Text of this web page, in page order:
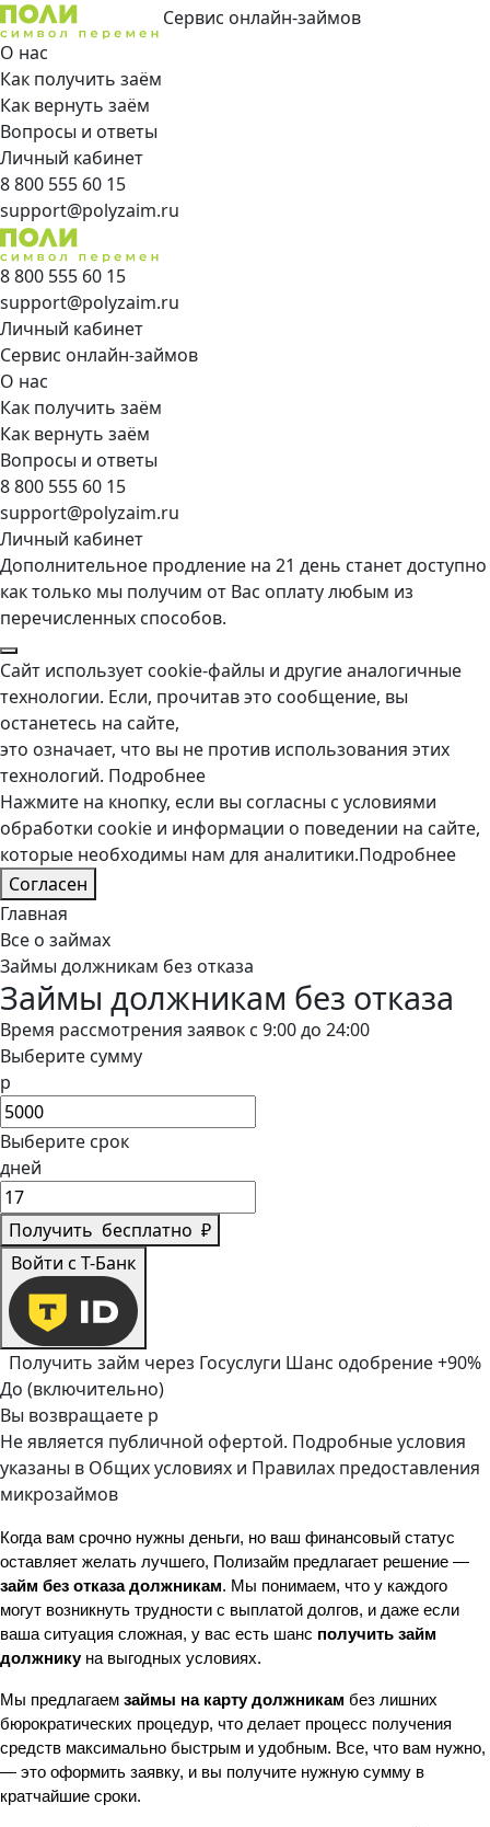
Сервис онлайн-займов
О нас
Как получить заём
Как вернуть заём
Вопросы и ответы
Личный кабинет
8 800 555 60 15
support@polyzaim.ru
8 800 555 60 15
support@polyzaim.ru
Личный кабинет
Сервис онлайн-займов
О нас
Как получить заём
Как вернуть заём
Вопросы и ответы
8 800 555 60 15
support@polyzaim.ru
Личный кабинет
Дополнительное продление на 21 день станет доступно
как только мы получим от Вас оплату любым из
перечисленных способов.
Сайт использует cookie-файлы и другие аналогичные
технологии. Если, прочитав это сообщение, вы
останетесь на сайте,
это означает, что вы не против использования этих
технологий. Подробнее
Нажмите на кнопку, если вы согласны с условиями
обработки cookie и информации о поведении на сайте,
которые необходимы нам для аналитики.Подробнее
Согласен
Главная
Все о займах
Займы должникам без отказа
Займы должникам без отказа
Время рассмотрения заявок с 9:00 до 24:00
Выберите сумму
р
Выберите срок
дней
Получить бесплатно ₽
Войти с Т-Банк
Получить займ через Госуслуги Шанс одобрение +90%
До (включительно)
Вы возвращаете р
Не является публичной офертой. Подробные условия
указаны в Общих условиях и Правилах предоставления
микрозаймов
Когда вам срочно нужны деньги, но ваш финансовый статус
займ без отказа должникам. Мы понимаем, что у каждого
могут возникнуть трудности с выплатой долгов, и даже если
ваша ситуация сложная, у вас есть шанс получить займ
должнику на выгодных условиях.
Мы предлагаем займы на карту должникам без лишних
бюрократических процедур, что делает процесс получения
средств максимально быстрым и удобным. Все, что вам нужно,
— это оформить заявку, и вы получите нужную сумму в
кратчайшие сроки.